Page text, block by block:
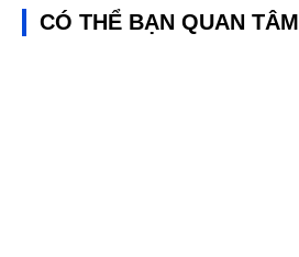
CÓ THỂ BẠN QUAN TÂM